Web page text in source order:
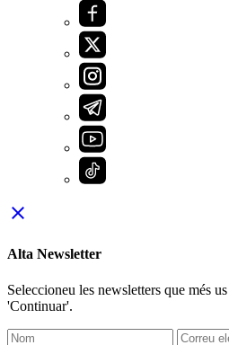
close
Alta Newsletter
Seleccioneu les newsletters que més
'Continuar'.